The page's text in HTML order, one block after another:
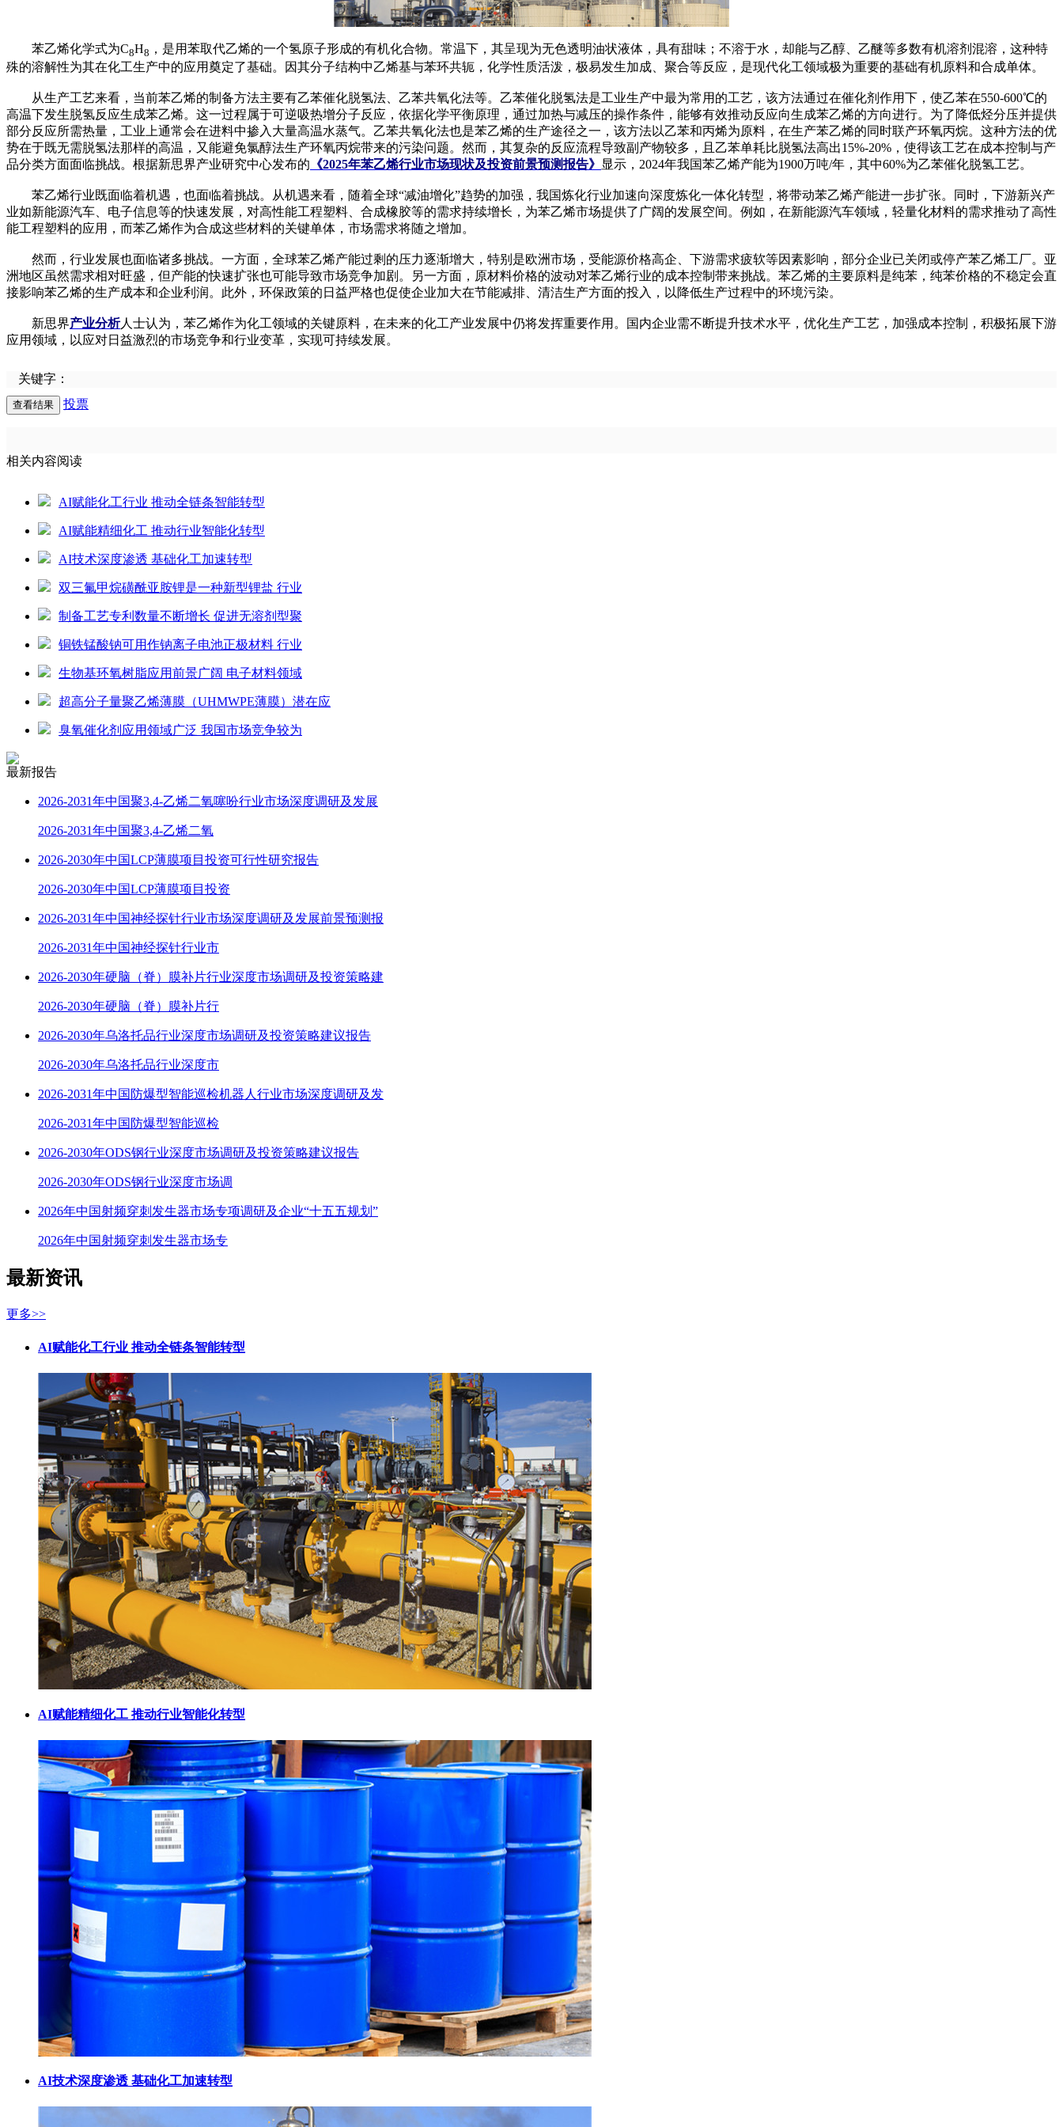
苯乙烯化学式为C8H8 ，是用苯取代乙烯的一个氢原子形成的有机化合物。常温下，其呈现为无色透明油状液体，具有甜味；不溶于水，却能与乙醇、乙醚等多数有机溶剂混溶，这种特
殊的溶解性为其在化工生产中的应用奠定了基础。因其分子结构中乙烯基与苯环共轭，化学性质活泼，极易发生加成、聚合等反应，是现代化工领域极为重要的基础有机原料和合成单体。
从生产工艺来看，当前苯乙烯的制备方法主要有乙苯催化脱氢法、乙苯共氧化法等。乙苯催化脱氢法是工业生产中最为常用的工艺，该方法通过在催化剂作用下，使乙苯在550-600℃的
高温下发生脱氢反应生成苯乙烯。这一过程属于可逆吸热增分子反应，依据化学平衡原理，通过加热与减压的操作条件，能够有效推动反应向生成苯乙烯的方向进行。为了降低烃分压并提供
部分反应所需热量，工业上通常会在进料中掺入大量高温水蒸气。乙苯共氧化法也是苯乙烯的生产途径之一，该方法以乙苯和丙烯为原料，在生产苯乙烯的同时联产环氧丙烷。这种方法的优
势在于既无需脱氢法那样的高温，又能避免氯醇法生产环氧丙烷带来的污染问题。然而，其复杂的反应流程导致副产物较多，且乙苯单耗比脱氢法高出15%-20%，使得该工艺在成本控制与产
品分类方面面临挑战。根据新思界产业研究中心发布的 《2025年苯乙烯行业市场现状及投资前景预测报告》 显示，2024年我国苯乙烯产能为1900万吨/年，其中60%为乙苯催化脱氢工艺。
苯乙烯行业既面临着机遇，也面临着挑战。从机遇来看，随着全球“减油增化”趋势的加强，我国炼化行业加速向深度炼化一体化转型，将带动苯乙烯产能进一步扩张。同时，下游新兴产
业如新能源汽车、电子信息等的快速发展，对高性能工程塑料、合成橡胶等的需求持续增长，为苯乙烯市场提供了广阔的发展空间。例如，在新能源汽车领域，轻量化材料的需求推动了高性
能工程塑料的应用，而苯乙烯作为合成这些材料的关键单体，市场需求将随之增加。
然而，行业发展也面临诸多挑战。一方面，全球苯乙烯产能过剩的压力逐渐增大，特别是欧洲市场，受能源价格高企、下游需求疲软等因素影响，部分企业已关闭或停产苯乙烯工厂。亚
洲地区虽然需求相对旺盛，但产能的快速扩张也可能导致市场竞争加剧。另一方面，原材料价格的波动对苯乙烯行业的成本控制带来挑战。苯乙烯的主要原料是纯苯，纯苯价格的不稳定会直
接影响苯乙烯的生产成本和企业利润。此外，环保政策的日益严格也促使企业加大在节能减排、清洁生产方面的投入，以降低生产过程中的环境污染。
新思界产业分析人士认为，苯乙烯作为化工领域的关键原料，在未来的化工产业发展中仍将发挥重要作用。国内企业需不断提升技术水平，优化生产工艺，加强成本控制，积极拓展下游
应用领域，以应对日益激烈的市场竞争和行业变革，实现可持续发展。
关键字：
投票
相关内容阅读
AI赋能化工行业 推动全链条智能转型
AI赋能精细化工 推动行业智能化转型
AI技术深度渗透 基础化工加速转型
双三氟甲烷磺酰亚胺锂是一种新型锂盐 行业
制备工艺专利数量不断增长 促进无溶剂型聚
铜铁锰酸钠可用作钠离子电池正极材料 行业
生物基环氧树脂应用前景广阔 电子材料领域
超高分子量聚乙烯薄膜（UHMWPE薄膜）潜在应
臭氧催化剂应用领域广泛 我国市场竞争较为
最新报告
2026-2031年中国聚3,4-乙烯二氧噻吩行业市场深度调研及发展
2026-2031年中国聚3,4-乙烯二氧
2026-2030年中国LCP薄膜项目投资可行性研究报告
2026-2030年中国LCP薄膜项目投资
2026-2031年中国神经探针行业市场深度调研及发展前景预测报
2026-2031年中国神经探针行业市
2026-2030年硬脑（脊）膜补片行业深度市场调研及投资策略建
2026-2030年硬脑（脊）膜补片行
2026-2030年乌洛托品行业深度市场调研及投资策略建议报告
2026-2030年乌洛托品行业深度市
2026-2031年中国防爆型智能巡检机器人行业市场深度调研及发
2026-2031年中国防爆型智能巡检
2026-2030年ODS钢行业深度市场调研及投资策略建议报告
2026-2030年ODS钢行业深度市场调
2026年中国射频穿刺发生器市场专项调研及企业“十五五规划”
2026年中国射频穿刺发生器市场专
最新资讯
更多>>
AI赋能化工行业 推动全链条智能转型
AI赋能精细化工 推动行业智能化转型
AI技术深度渗透 基础化工加速转型